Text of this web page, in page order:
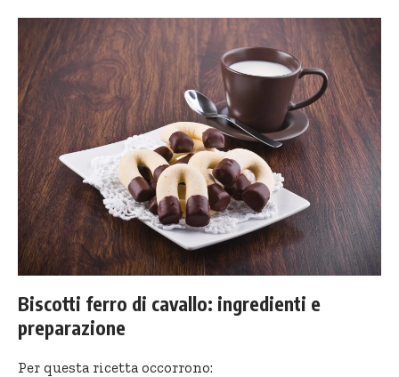
Biscotti ferro di cavallo: ingredienti e
preparazione
Per questa ricetta occorrono: